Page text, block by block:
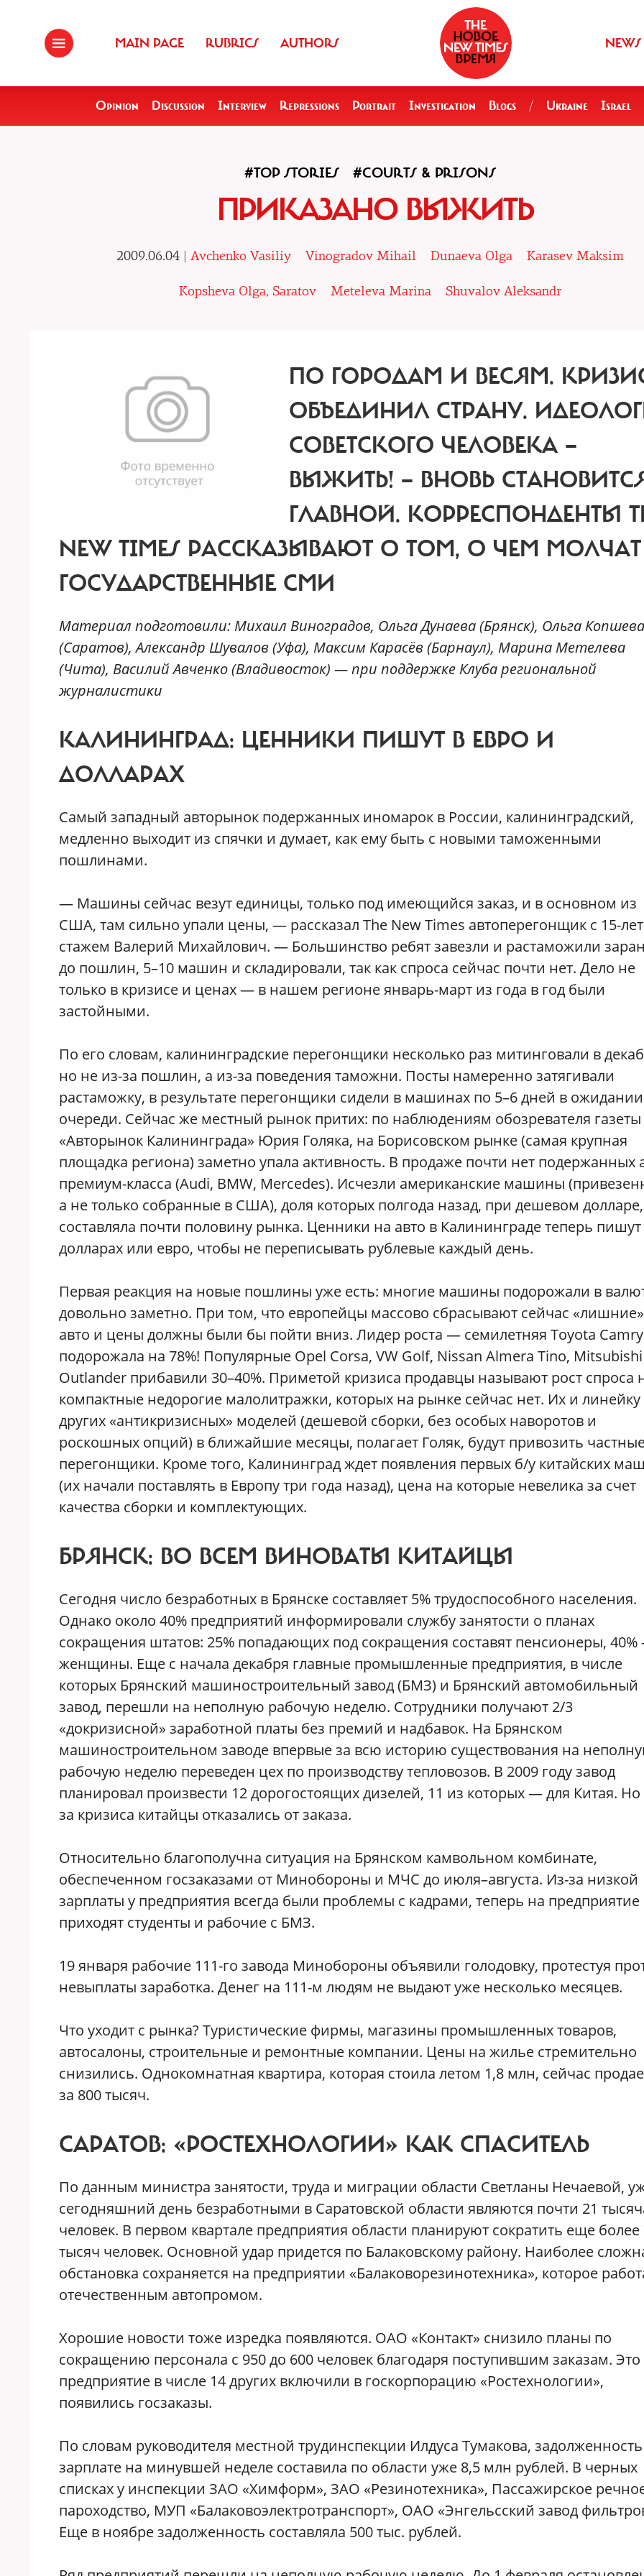
MAIN PAGE RUBRICS AUTHORS NEWS
Opinion Discussion Interview Repressions Portrait Investigation Blogs / Ukraine Israel
#TOP STORIES #COURTS & PRISONS
ПРИКАЗАНО ВЫЖИТЬ
2009.06.04 | Avchenko Vasiliy Vinogradov Mihail Dunaeva Olga Karasev Maksim
Kopsheva Olga, Saratov Meteleva Marina Shuvalov Aleksandr
ПО ГОРОДАМ И ВЕСЯМ.
ОБЪЕДИНИЛ СТРАНУ.
СОВЕТСКОГО ЧЕЛОВЕКА —
ВЫЖИТЬ! — ВНОВЬ
ГЛАВНОЙ. КОРРЕСПОНДЕНТЫ
NEW TIMES РАССКАЗЫВАЮТ О ТОМ, О ЧЕМ МОЛЧАТ
ГОСУДАРСТВЕННЫЕ СМИ
Материал подготовили: Михаил Виноградов, Ольга Дунаева (Брянск), Ольга Копшева
(Саратов), Александр Шувалов (Уфа), Максим Карасёв (Барнаул), Марина Метелева
(Чита), Василий Авченко (Владивосток) — при поддержке Клуба региональной
журналистики
КАЛИНИНГРАД: ЦЕННИКИ ПИШУТ В ЕВРО И
ДОЛЛАРАХ
Самый западный авторынок подержанных иномарок в России, калининградский,
медленно выходит из спячки и думает, как ему быть с новыми таможенными
пошлинами.
— Машины сейчас везут единицы, только под имеющийся заказ, и в основном из
США, там сильно упали цены, — рассказал The New Times автоперегонщик с 15-
стажем Валерий Михайлович. — Большинство ребят завезли и растаможили
до пошлин, 5–10 машин и складировали, так как спроса сейчас почти нет. Дело не
только в кризисе и ценах — в нашем регионе январь-март из года в год были
застойными.
По его словам, калининградские перегонщики несколько раз митинговали в
но не из-за пошлин, а из-за поведения таможни. Посты намеренно затягивали
растаможку, в результате перегонщики сидели в машинах по 5–6 дней в ожидании
очереди. Сейчас же местный рынок притих: по наблюдениям обозревателя газеты
«Авторынок Калининграда» Юрия Голяка, на Борисовском рынке (самая крупная
площадка региона) заметно упала активность. В продаже почти нет подержанных
премиум-класса (Audi, BMW, Mercedes). Исчезли американские машины
а не только собранные в США), доля которых полгода назад, при дешевом долларе,
составляла почти половину рынка. Ценники на авто в Калининграде теперь пишут
долларах или евро, чтобы не переписывать рублевые каждый день.
Первая реакция на новые пошлины уже есть: многие машины подорожали в
довольно заметно. При том, что европейцы массово сбрасывают сейчас «лишние»
авто и цены должны были бы пойти вниз. Лидер роста — семилетняя Toyota Camry
подорожала на 78%! Популярные Opel Corsa, VW Golf, Nissan Almera Tino, Mitsubishi
Outlander прибавили 30–40%. Приметой кризиса продавцы называют рост спроса
компактные недорогие малолитражки, которых на рынке сейчас нет. Их и линейку
других «антикризисных» моделей (дешевой сборки, без особых наворотов и
роскошных опций) в ближайшие месяцы, полагает Голяк, будут привозить
перегонщики. Кроме того, Калининград ждет появления первых б/у китайских
(их начали поставлять в Европу три года назад), цена на которые невелика за счет
качества сборки и комплектующих.
БРЯНСК: ВО ВСЕМ ВИНОВАТЫ КИТАЙЦЫ
Сегодня число безработных в Брянске составляет 5% трудоспособного населения.
Однако около 40% предприятий информировали службу занятости о планах
сокращения штатов: 25% попадающих под сокращения составят пенсионеры,
женщины. Еще с начала декабря главные промышленные предприятия, в числе
которых Брянский машиностроительный завод (БМЗ) и Брянский автомобильный
завод, перешли на неполную рабочую неделю. Сотрудники получают 2/3
«докризисной» заработной платы без премий и надбавок. На Брянском
машиностроительном заводе впервые за всю историю существования на
рабочую неделю переведен цех по производству тепловозов. В 2009 году завод
планировал произвести 12 дорогостоящих дизелей, 11 из которых — для Китая. Но
за кризиса китайцы отказались от заказа.
Относительно благополучна ситуация на Брянском камвольном комбинате,
обеспеченном госзаказами от Минобороны и МЧС до июля–августа. Из-за низкой
зарплаты у предприятия всегда были проблемы с кадрами, теперь на предприятие
приходят студенты и рабочие с БМЗ.
19 января рабочие 111-го завода Минобороны объявили голодовку, протестуя
невыплаты заработка. Денег на 111-м людям не выдают уже несколько месяцев.
Что уходит с рынка? Туристические фирмы, магазины промышленных товаров,
автосалоны, строительные и ремонтные компании. Цены на жилье стремительно
снизились. Однокомнатная квартира, которая стоила летом 1,8 млн, сейчас
за 800 тысяч.
САРАТОВ: «РОСТЕХНОЛОГИИ» КАК СПАСИТЕЛЬ
По данным министра занятости, труда и миграции области Светланы Нечаевой,
сегодняшний день безработными в Саратовской области являются почти 21
человек. В первом квартале предприятия области планируют сократить еще более
тысяч человек. Основной удар придется по Балаковскому району. Наиболее
обстановка сохраняется на предприятии «Балаковорезинотехника», которое
отечественным автопромом.
Хорошие новости тоже изредка появляются. ОАО «Контакт» снизило планы по
сокращению персонала с 950 до 600 человек благодаря поступившим заказам. Это
предприятие в числе 14 других включили в госкорпорацию «Ростехнологии»,
появились госзаказы.
По словам руководителя местной трудинспекции Илдуса Тумакова,
зарплате на минувшей неделе составила по области уже 8,5 млн рублей. В черных
списках у инспекции ЗАО «Химформ», ЗАО «Резинотехника», Пассажирское
пароходство, МУП «Балаковоэлектротранспорт», ОАО «Энгельсский завод
Еще в ноябре задолженность составляла 500 тыс. рублей.